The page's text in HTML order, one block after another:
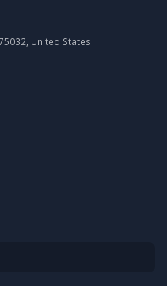
United States